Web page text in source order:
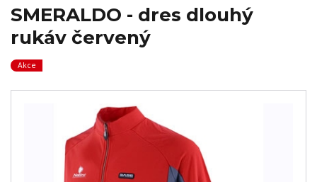
SMERALDO - dres dlouhý
rukáv červený
Akce